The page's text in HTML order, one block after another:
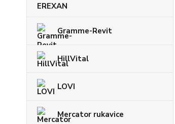
EREXAN
Gramme-Revit
HillVital
LOVI
Mercator rukavice